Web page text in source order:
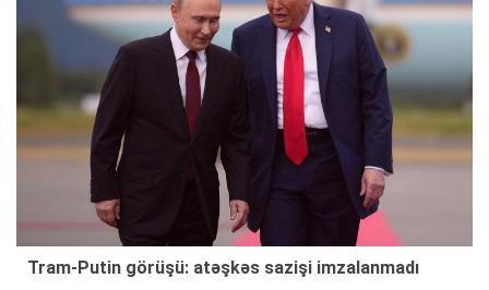
Tram-Putin görüşü: atəşkəs sazişi imzalanmadı